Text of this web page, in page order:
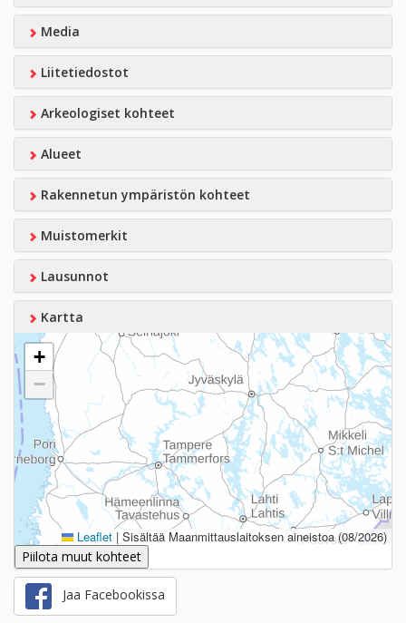
Media
Liitetiedostot
Arkeologiset kohteet
Alueet
Rakennetun ympäristön kohteet
Muistomerkit
Lausunnot
Kartta
+
−
Leaflet | Sisältää Maanmittauslaitoksen aineistoa (08/2026)
Piilota muut kohteet
Jaa Facebookissa